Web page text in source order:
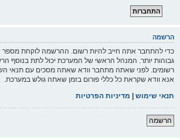
הרשמה
כדי להתחבר אתה חייב להיות רשום. ההרשמה לוקחת מספר
גבוהות יותר. המנהל הראשי של המערכת יכול לתת בנוסף
רשומים. לפני שאתה מתחבר וודא שאתה מסכים עם תנאי
אנא וודא שקראת כל כללי פורום בזמן שאתה גולש במערכת.
תנאי שימוש | מדיניות הפרטיות
הרשמה